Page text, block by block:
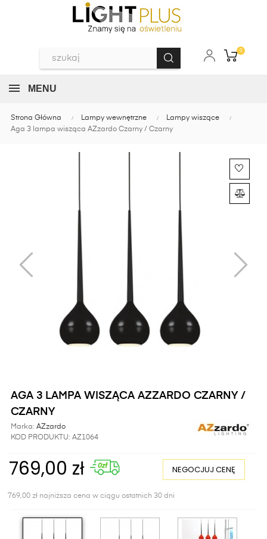
0
MENU
Strona Główna Lampy wewnętrzne
Lampy wiszące
Aga 3 lampa wisząca AZzardo Czarny / Czarny
AGA 3 LAMPA WISZĄCA AZZARDO CZARNY /
CZARNY
Marka: AZzardo
KOD PRODUKTU: AZ1064
769,00 zł NEGOCJUJ CENĘ
769,00 zł najniższa cena w ciągu ostatnich 30 dni